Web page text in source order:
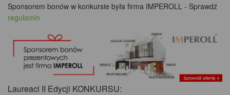
Sponsorem bonów w konkursie była firma IMPEROLL - Sprawdź
regulamin
Laureaci II Edycji KONKURSU: